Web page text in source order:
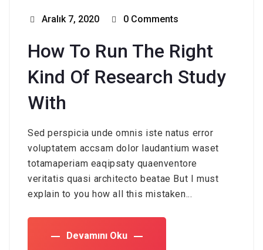
Aralık 7, 2020 0 Comments
How To Run The Right
Kind Of Research Study
With
Sed perspicia unde omnis iste natus error
voluptatem accsam dolor laudantium waset
totamaperiam eaqipsaty quaenventore
veritatis quasi architecto beatae But I must
explain to you how all this mistaken...
Devamını Oku